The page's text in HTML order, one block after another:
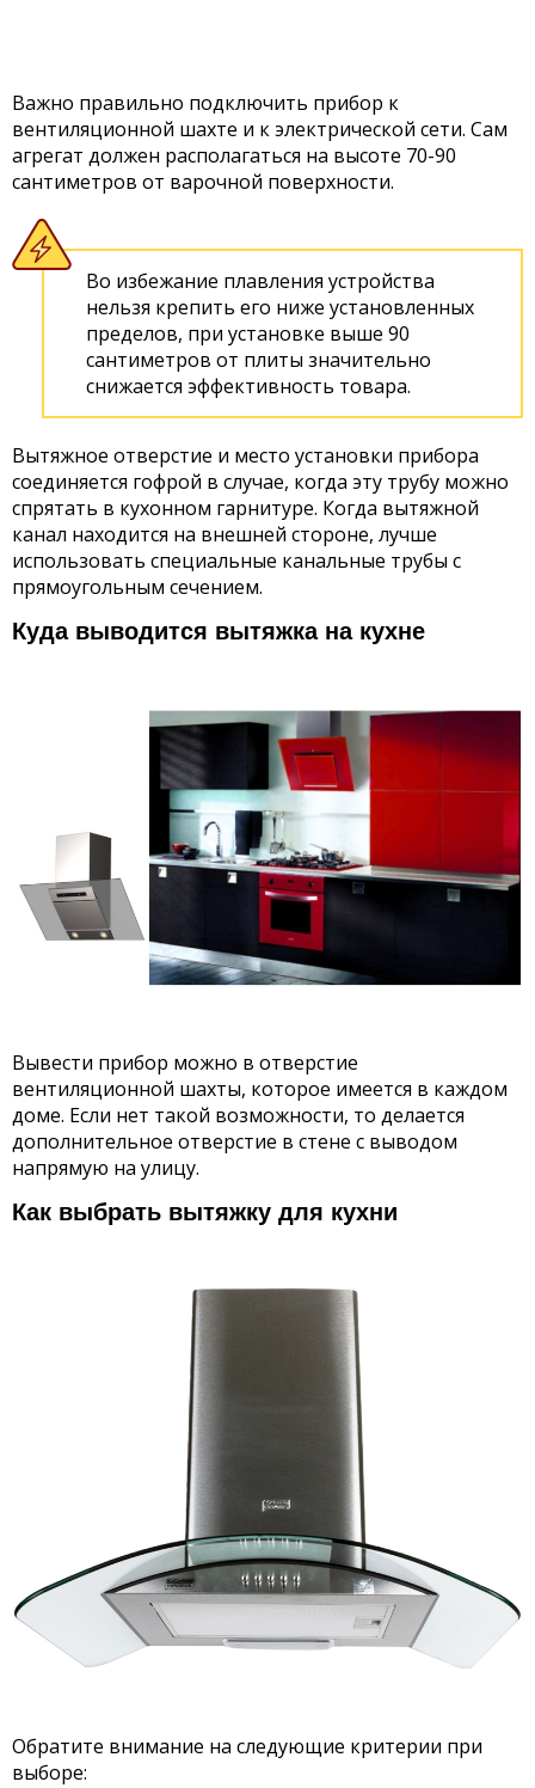
Важно правильно подключить прибор к
вентиляционной шахте и к электрической сети. Сам
агрегат должен располагаться на высоте 70-90
сантиметров от варочной поверхности.
Во избежание плавления устройства
нельзя крепить его ниже установленных
пределов, при установке выше 90
сантиметров от плиты значительно
снижается эффективность товара.
Вытяжное отверстие и место установки прибора
соединяется гофрой в случае, когда эту трубу можно
спрятать в кухонном гарнитуре. Когда вытяжной
канал находится на внешней стороне, лучше
использовать специальные канальные трубы с
прямоугольным сечением.
Куда выводится вытяжка на кухне
Вывести прибор можно в отверстие
вентиляционной шахты, которое имеется в каждом
доме. Если нет такой возможности, то делается
дополнительное отверстие в стене с выводом
напрямую на улицу.
Как выбрать вытяжку для кухни
Обратите внимание на следующие критерии при
выборе: